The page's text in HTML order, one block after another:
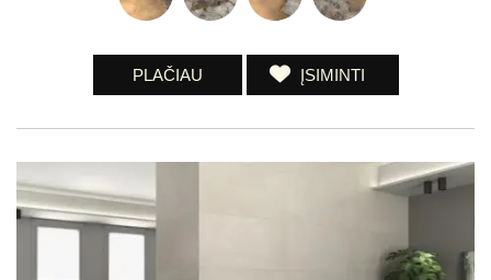
PLAČIAU ĮSIMINTI